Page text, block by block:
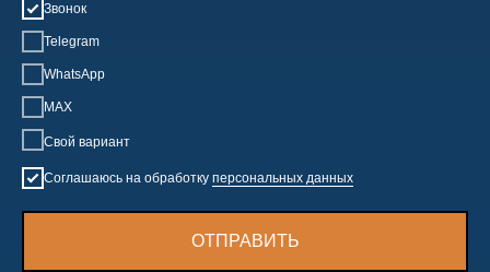
Звонок
Telegram
WhatsApp
MAX
Свой вариант
Соглашаюсь на обработку персональных данных
ОТПРАВИТЬ